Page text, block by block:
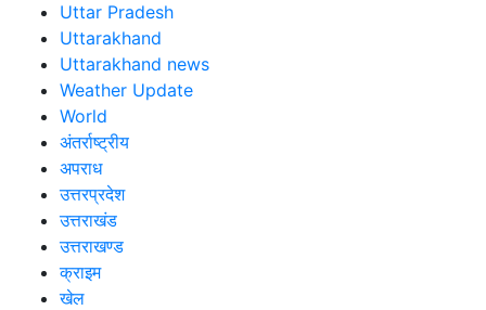
Uttar Pradesh
Uttarakhand
Uttarakhand news
Weather Update
World
अंतर्राष्ट्रीय
अपराध
उत्तरप्रदेश
उत्तराखंड
उत्तराखण्ड
क्राइम
खेल